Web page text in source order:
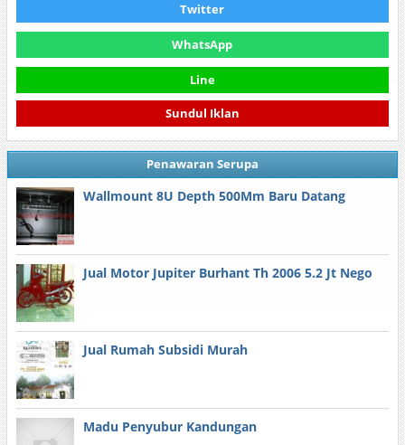
Twitter
WhatsApp
Line
Sundul Iklan
Penawaran Serupa
Wallmount 8U Depth 500Mm Baru Datang
Jual Motor Jupiter Burhant Th 2006 5.2 Jt Nego
Jual Rumah Subsidi Murah
Madu Penyubur Kandungan